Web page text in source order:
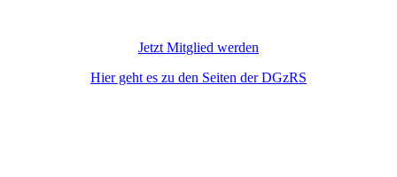
Jetzt Mitglied werden
Hier geht es zu den Seiten der DGzRS